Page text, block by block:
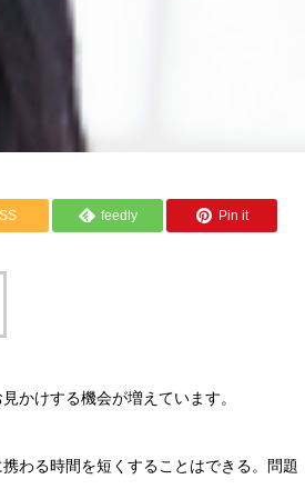
feedly Pin it
かけする機会が増えています。
わる時間を短くすることはできる。問題